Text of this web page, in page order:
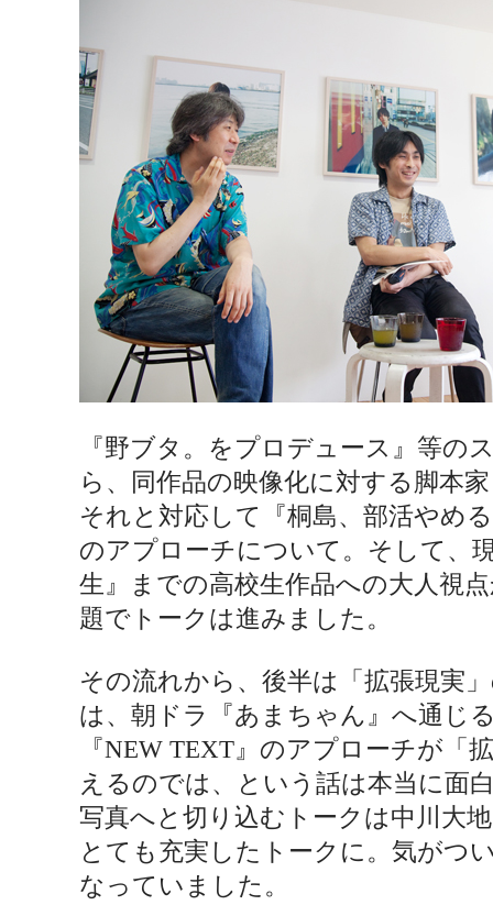
『野ブタ。をプロデュース』等の
ら、同作品の映像化に対する脚本
それと対応して『桐島、部活やめ
のアプローチについて。そして、
生』までの高校生作品への大人視
題でトークは進みました。
その流れから、後半は「拡張現実
は、朝ドラ『あまちゃん』へ通じ
『NEW TEXT』のアプローチが「
えるのでは、という話は本当に面
写真へと切り込むトークは中川大
とても充実したトークに。気がつ
なっていました。